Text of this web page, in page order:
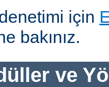
için
bakınız.
ve